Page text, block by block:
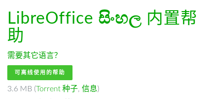
LibreOffice සිංහල 内置帮
助
需要其它语言？
可离线使用的帮助
3.6 MB (Torrent 种子, 信息)